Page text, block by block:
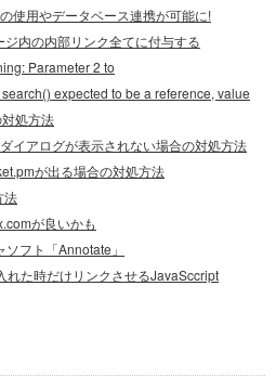
使用やデータベース連携が可能に!
内の内部リンク全てに付与する
Parameter 2 to
expected to be a reference, value
処方法
イアログが表示されない場合の対処方法
が出る場合の対処方法
法
が良いかも
フト「Annotate」
れた時だけリンクさせるJavaSccript